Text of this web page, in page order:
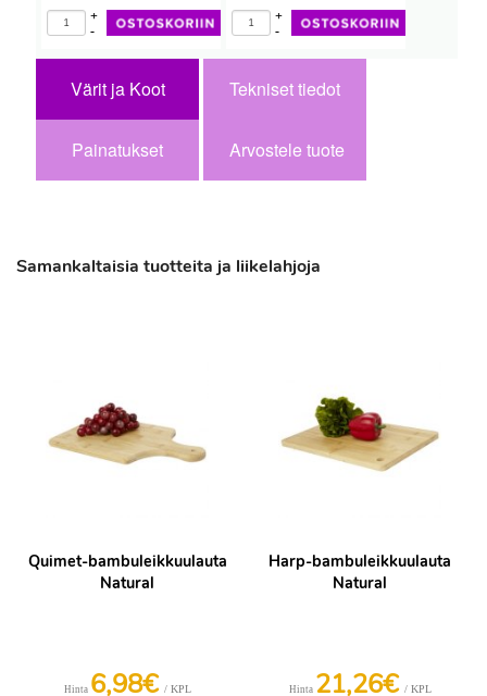
-
+
-
+
Värit ja Koot Tekniset tiedot
Painatukset Arvostele tuote
Samankaltaisia tuotteita ja liikelahjoja
Quimet-bambuleikkuulauta
Natural
Hinta 6,98€ / KPL
Harp-bambuleikkuulauta
Natural
Hinta 21,26€ / KPL